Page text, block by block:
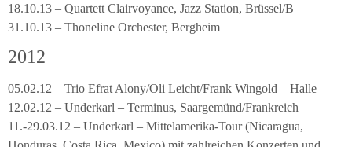
18.10.13 – Quartett Clairvoyance, Jazz Station, Brüssel/B
31.10.13 – Thoneline Orchester, Bergheim
2012
05.02.12 – Trio Efrat Alony/Oli Leicht/Frank Wingold – Halle
12.02.12 – Underkarl – Terminus, Saargemünd/Frankreich
11.-29.03.12 – Underkarl – Mittelamerika-Tour (Nicaragua,